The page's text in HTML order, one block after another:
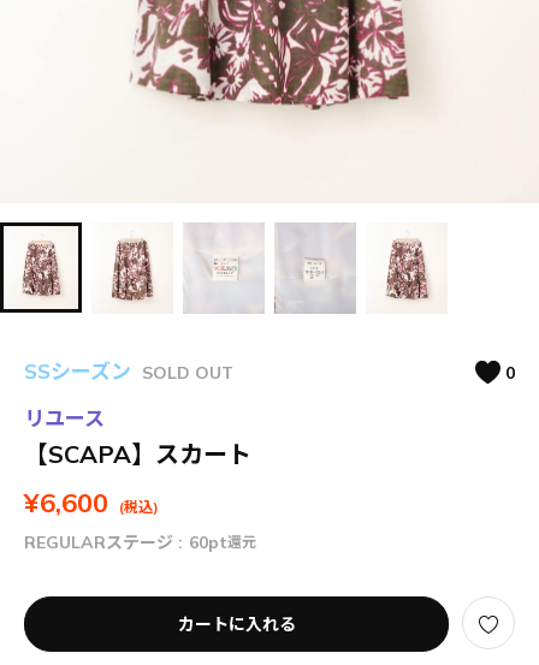
SSシーズン SOLD OUT 0
リユース
【SCAPA】スカート
¥6,600 (税込)
REGULARステージ : 60pt還元
カートに入れる